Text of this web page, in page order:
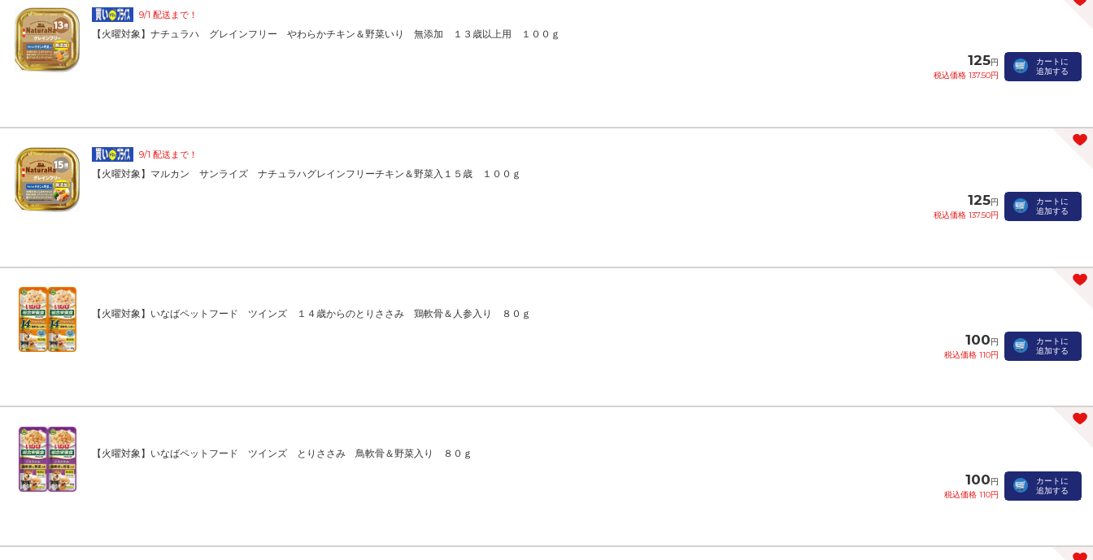
9/1 配送まで！
【火曜対象】ナチュラハ グレインフリー やわらかチキン＆野菜いり 無添加 １３歳以上用 １００ｇ
125円
税込価格 137.50円
カートに
追加する
9/1 配送まで！
【火曜対象】マルカン サンライズ ナチュラハグレインフリーチキン＆野菜入１５歳 １００ｇ
125円
税込価格 137.50円
カートに
追加する
【火曜対象】いなばペットフード ツインズ １４歳からのとりささみ 鶏軟骨＆人参入り ８０ｇ
100円
税込価格 110円
カートに
追加する
【火曜対象】いなばペットフード ツインズ とりささみ 鳥軟骨＆野菜入り ８０ｇ
100円
税込価格 110円
カートに
追加する